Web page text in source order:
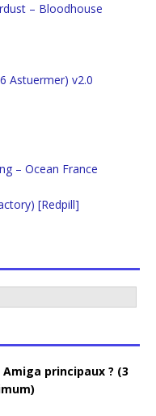
– Bloodhouse
Astuermer) v2.0
– Ocean France
[Redpill]
principaux ? (3